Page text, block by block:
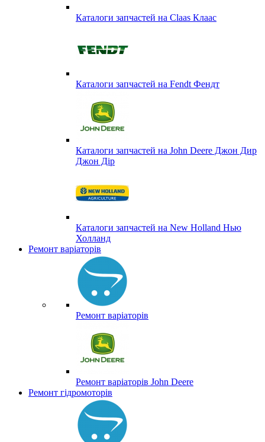
Каталоги запчастей на Claas Клаас
Каталоги запчастей на Fendt Фендт
Каталоги запчастей на John Deere Джон Дир
Джон Дір
Каталоги запчастей на New Holland Нью
Холланд
Ремонт варіаторів
Ремонт варіаторів
Ремонт варіаторів John Deere
Ремонт гідромоторів